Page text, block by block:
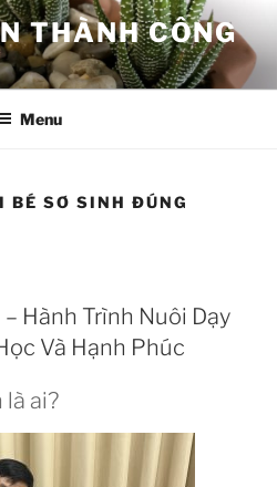
THÀNH CÔNG
Menu
BÉ SƠ SINH ĐÚNG
Hành Trình Nuôi Dạy
Và Hạnh Phúc
là ai?